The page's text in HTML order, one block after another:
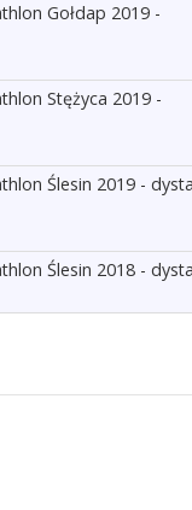
Gołdap 2019 -
Stężyca 2019 -
Ślesin 2019 -
Ślesin 2018 -